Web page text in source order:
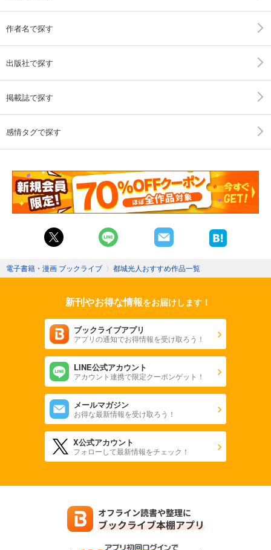
作者名で探す
出版社で探す
掲載誌で探す
感情タグで探す
電子書籍・漫画 ブックライブ 〉 都城光人おすすめ作品一覧
新刊やお得な情報をお届けします！
ブックライブアプリ
アプリの通知でお得情報を受け取ろう！
LINE公式アカウント
アカウント連携で限定クーポンゲット！
メールマガジン
お得な最新情報を受け取ろう！
X公式アカウント
フォローして最新情報をチェック！